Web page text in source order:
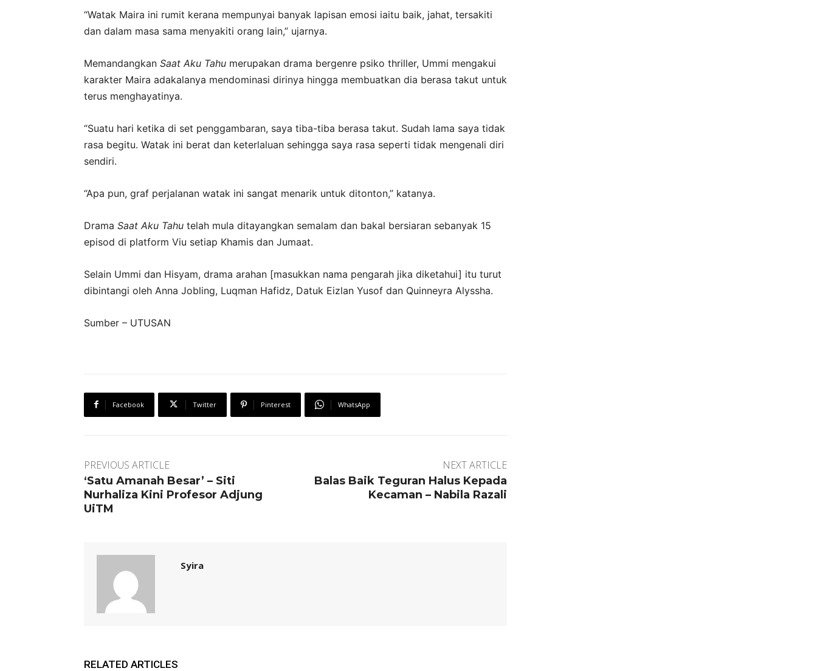
“Watak Maira ini rumit kerana mempunyai banyak lapisan emosi iaitu baik, jahat, tersakiti
dan dalam masa sama menyakiti orang lain,” ujarnya.
Memandangkan Saat Aku Tahu merupakan drama bergenre psiko thriller, Ummi mengakui
karakter Maira adakalanya mendominasi dirinya hingga membuatkan dia berasa takut untuk
terus menghayatinya.
“Suatu hari ketika di set penggambaran, saya tiba-tiba berasa takut. Sudah lama saya tidak
rasa begitu. Watak ini berat dan keterlaluan sehingga saya rasa seperti tidak mengenali diri
sendiri.
“Apa pun, graf perjalanan watak ini sangat menarik untuk ditonton,” katanya.
Drama Saat Aku Tahu telah mula ditayangkan semalam dan bakal bersiaran sebanyak 15
episod di platform Viu setiap Khamis dan Jumaat.
Selain Ummi dan Hisyam, drama arahan [masukkan nama pengarah jika diketahui] itu turut
dibintangi oleh Anna Jobling, Luqman Hafidz, Datuk Eizlan Yusof dan Quinneyra Alyssha.
Sumber – UTUSAN
Facebook Twitter Pinterest WhatsApp
PREVIOUS ARTICLE
‘Satu Amanah Besar’ – Siti
Nurhaliza Kini Profesor Adjung
UiTM
NEXT ARTICLE
Balas Baik Teguran Halus Kepada
Kecaman – Nabila Razali
Syira
RELATED ARTICLES